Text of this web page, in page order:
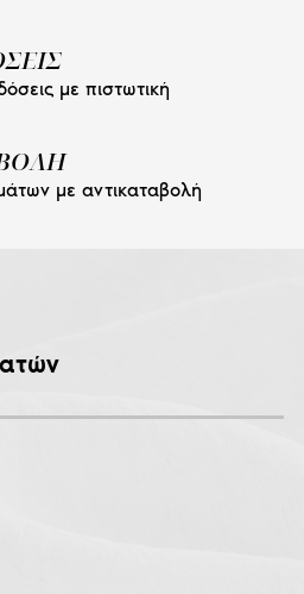
με πιστωτική
με αντικαταβολή